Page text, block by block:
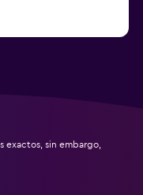
sin embargo,